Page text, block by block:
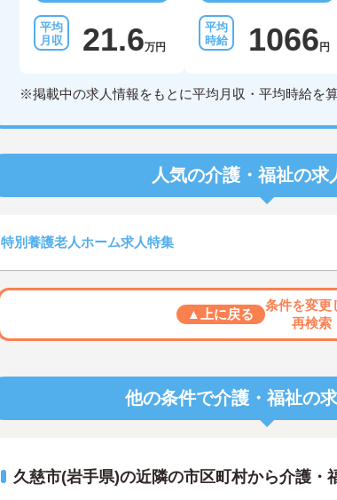
21.6万円 1066 円
※掲載中の求人情報をもとに平均月収・平均時給を
人気の介護・福祉の求
特別養護老人ホーム求人特集
▲上に戻る
条件を変更
再検索
他の条件で介護・福祉の
久慈市(岩手県)の近隣の市区町村から介護・